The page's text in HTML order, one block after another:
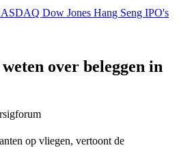
Dow Jones Hang Seng IPO's
over beleggen in
op vliegen, vertoont de